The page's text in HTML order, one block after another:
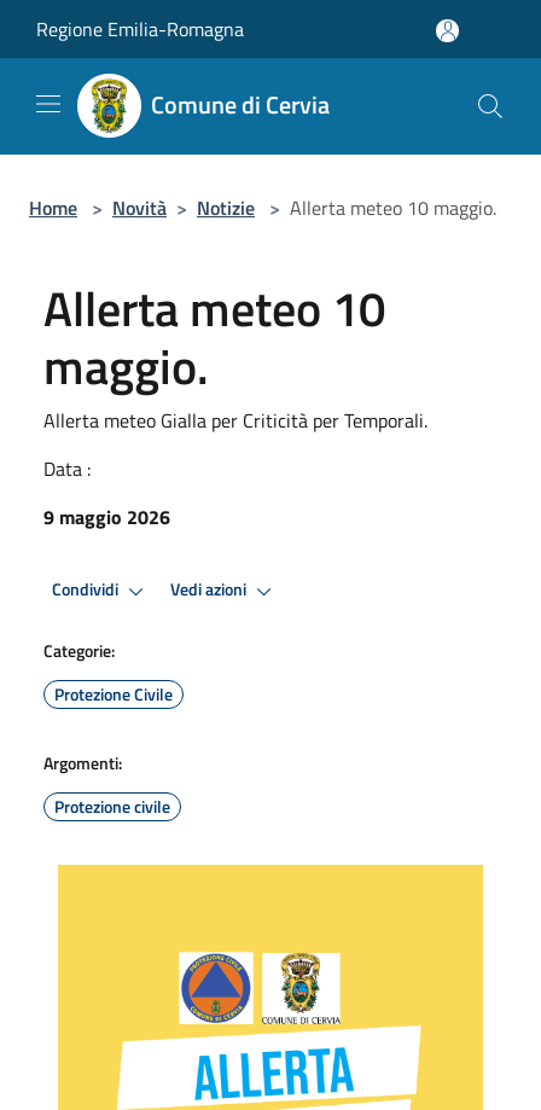
Regione Emilia-Romagna
Comune di Cervia
Home > Novità > Notizie > Allerta meteo 10 maggio.
Allerta meteo 10
maggio.
Allerta meteo Gialla per Criticità per Temporali.
Data :
9 maggio 2026
Condividi Vedi azioni
Categorie:
Protezione Civile
Argomenti:
Protezione civile